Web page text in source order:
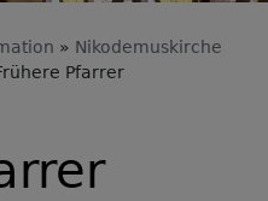
Nikodemuskirche
Pfarrer